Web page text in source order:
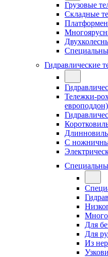
Грузовые
Складные
Гидравлические
Тележки-
европоддон)
С
Для
Для
Из